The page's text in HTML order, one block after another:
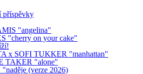
příspěvky
"angelina"
"cherry on your cake"
x SOFI TUKKER "manhattan"
TAKER "alone"
(verze 2026)